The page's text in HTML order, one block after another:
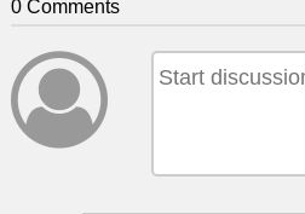
0 Comments